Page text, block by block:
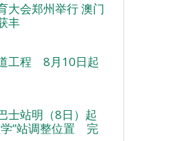
大会郑州举行 澳门
丰
工程 8月10日起
士站明（8日）起
”站调整位置 完